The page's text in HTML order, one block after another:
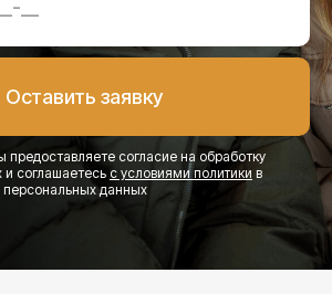
согласие на обработку
соглашаетесь с условиями политики в
данных